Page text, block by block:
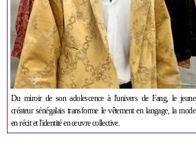
Du miroir de son adolescence à l'univers de Fang, le jeune
créateur sénégalais transforme le vêtement en langage, la mode
en récit et l'identité en œuvre collective.